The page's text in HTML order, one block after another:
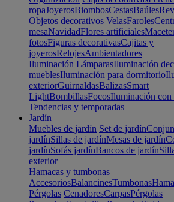
ropaJoyerosBiombosCestasBaúles
Objetos decorativos VelasFaroles
mesaNavidadFlores artificiales
fotosFiguras decorativasCajitas y
joyerosRelojesAmbientadores
Iluminación LámparasIluminación
mueblesIluminación para dormitorio
exteriorGuirnaldasBalizasSmart
LightBombillasFocosIluminación con
Tendencias y temporadas
Jardín
Muebles de jardín Set de jardín
jardínSillas de jardínMesas de jardín
jardínSofás jardínBancos de jardín
exterior
Hamacas y tumbonas
AccesoriosBalancinesTumbonas
Pérgolas CenadoresCarpasPérgolas